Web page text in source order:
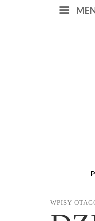
WPISY